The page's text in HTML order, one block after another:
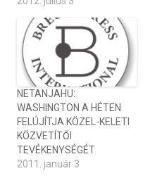
NETANJAHU:
WASHINGTON A HÉTEN
FELÚJÍTJA KÖZEL-KELETI
KÖZVETÍTŐI
TEVÉKENYSÉGÉT
2011. január 3